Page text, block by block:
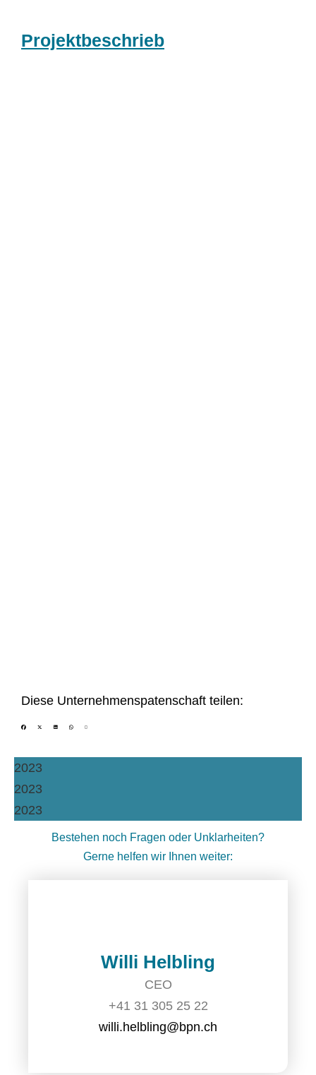
Projektbeschrieb
Diese Unternehmenspatenschaft teilen:
2023
2023
2023
Bestehen noch Fragen oder Unklarheiten?
Gerne helfen wir Ihnen weiter:
Willi Helbling
CEO
+41 31 305 25 22
willi.helbling@bpn.ch